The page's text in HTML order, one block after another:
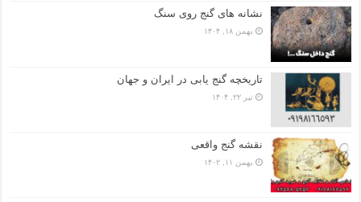
نشانه های گنج روی سنگ
بهمن ۱۸, ۱۴۰۴
تاریخچه گنج‌ یابی در ایران و جهان
تیر ۲۲, ۱۴۰۴
نقشه گنج واقعی
بهمن ۱۱, ۱۴۰۲